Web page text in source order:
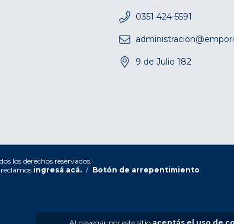
0351 424-5591
9 de Julio 182
los derechos reservados.
ingresá acá. / Botón de arrepentimiento